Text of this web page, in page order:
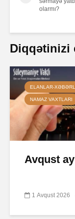
olarmı?
Diqqətinizi
ELANLAR-
NAMAZ VAXTLARI
Avqust
1 Avqust 2026